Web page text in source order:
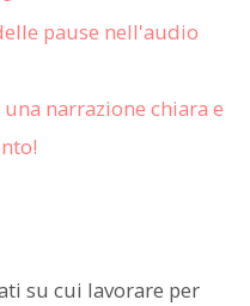
pause nell'audio
narrazione chiara e
su cui lavorare per